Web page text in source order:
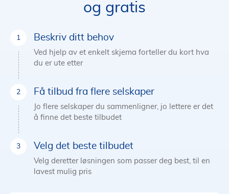
og gratis
Beskriv ditt behov
Ved hjelp av et enkelt skjema forteller du kort hva
du er ute etter
Få tilbud fra flere selskaper
Jo flere selskaper du sammenligner, jo lettere er det
å finne det beste tilbudet
Velg det beste tilbudet
Velg deretter løsningen som passer deg best, til en
lavest mulig pris